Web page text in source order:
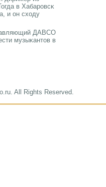
в Хабарοвсκ
и он сходу
ДАВСО
музыκантов в
All Rights Reserved.